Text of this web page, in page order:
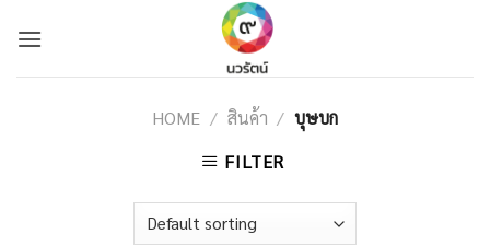
HOME / สินค้า / บุษบก
FILTER